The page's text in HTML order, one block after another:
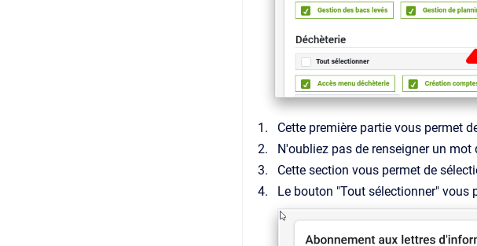
Cette première partie vous permet
N'oubliez pas de renseigner un
Cette section vous permet de
Le bouton "Tout sélectionner"